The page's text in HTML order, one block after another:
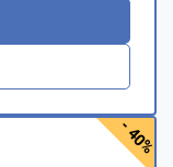
- 40%